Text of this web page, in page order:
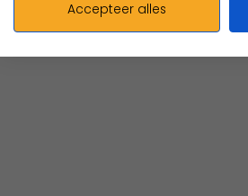
Accepteer alles